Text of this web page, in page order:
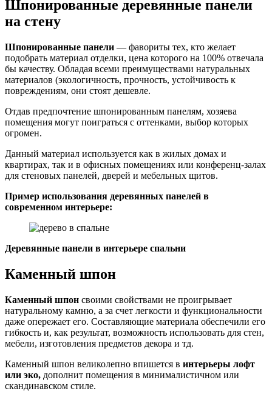
Шпонированные деревянные панели
на стену
Шпонированные панели — фавориты тех, кто желает
подобрать материал отделки, цена которого на 100% отвечала
бы качеству. Обладая всеми преимуществами натуральных
материалов (экологичность, прочность, устойчивость к
повреждениям, они стоят дешевле.
Отдав предпочтение шпонированным панелям, хозяева
помещения могут поиграться с оттенками, выбор которых
огромен.
Данный материал используется как в жилых домах и
квартирах, так и в офисных помещениях или конференц-залах
для стеновых панелей, дверей и мебельных щитов.
Пример использования деревянных панелей в
современном интерьере:
Деревянные панели в интерьере спальни
Каменный шпон
Каменный шпон своими свойствами не проигрывает
натуральному камню, а за счет легкости и функциональности
даже опережает его. Составляющие материала обеспечили его
гибкость и, как результат, возможность использовать для стен,
мебели, изготовления предметов декора и тд.
Каменный шпон великолепно впишется в интерьеры лофт
или эко, дополнит помещения в минималистичном или
скандинавском стиле.